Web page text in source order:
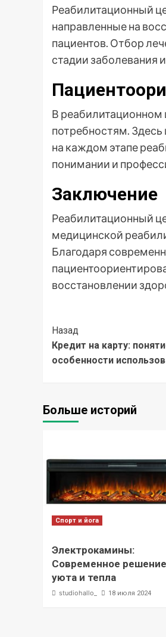
Реабилитационный
направленные на
пациентов. Отбор
стадии заболевания
В реабилитационном
потребностям.
на каждом этапе
понимании и
Заключение
Реабилитационный
медицинской
Благодаря
восстановлении
Post
Navigation
Назад
Кредит на карту:
особенности
Больше историй
Спорт и йога
Электрокамины:
Современное
уюта и тепла
studiohallo_ 18 июля 2024